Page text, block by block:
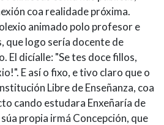
coa realidade próxima.
animado polo profesor e
que logo sería docente de
El dicíalle: "Se tes doce fillos,
E así o fixo, e tivo claro que o
Libre de Enseñanza, coa
cando estudara Enxeñaría de
propia irmá Concepción, que